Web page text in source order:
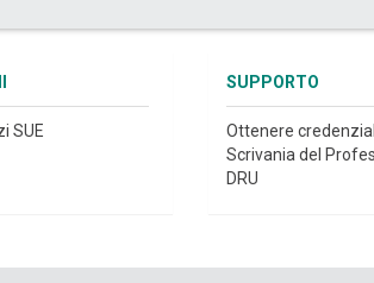
SUE
SUPPORTO
Ottenere
Scrivania del
DRU